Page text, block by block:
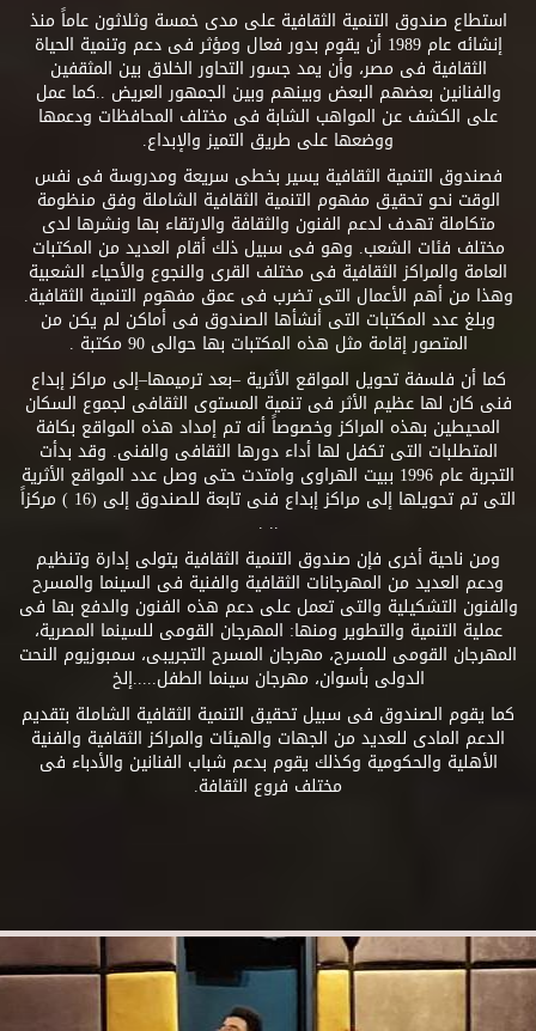
استطاع صندوق التنمية الثقافية على مدى خمسة وثلاثون عاماً منذ
إنشائه عام 1989 أن يقوم بدور فعال ومؤثر فى دعم وتنمية الحياة
الثقافية فى مصر، وأن يمد جسور التحاور الخلاق بين المثقفين
والفنانين بعضهم البعض وبينهم وبين الجمهور العريض ..كما عمل
على الكشف عن المواهب الشابة فى مختلف المحافظات ودعمها
ووضعها على طريق التميز والإبداع.
فصندوق التنمية الثقافية يسير بخطى سريعة ومدروسة فى نفس
الوقت نحو تحقيق مفهوم التنمية الثقافية الشاملة وفق منظومة
متكاملة تهدف لدعم الفنون والثقافة والارتقاء بها ونشرها لدى
مختلف فئات الشعب. وهو فى سبيل ذلك أقام العديد من المكتبات
العامة والمراكز الثقافية فى مختلف القرى والنجوع والأحياء الشعبية
وهذا من أهم الأعمال التى تضرب فى عمق مفهوم التنمية الثقافية.
وبلغ عدد المكتبات التى أنشأها الصندوق فى أماكن لم يكن من
المتصور إقامة مثل هذه المكتبات بها حوالى 90 مكتبة .
كما أن فلسفة تحويل المواقع الأثرية –بعد ترميمها–إلى مراكز إبداع
فنى كان لها عظيم الأثر فى تنمية المستوى الثقافى لجموع السكان
المحيطين بهذه المراكز وخصوصاً أنه تم إمداد هذه المواقع بكافة
المتطلبات التى تكفل لها أداء دورها الثقافى والفنى. وقد بدأت
التجربة عام 1996 ببيت الهراوى وامتدت حتى وصل عدد المواقع الأثرية
التى تم تحويلها إلى مراكز إبداع فنى تابعة للصندوق إلى (16 ) مركزاً
.. .
ومن ناحية أخرى فإن صندوق التنمية الثقافية يتولى إدارة وتنظيم
ودعم العديد من المهرجانات الثقافية والفنية فى السينما والمسرح
والفنون التشكيلية والتى تعمل على دعم هذه الفنون والدفع بها فى
عملية التنمية والتطوير ومنها: المهرجان القومى للسينما المصرية،
المهرجان القومى للمسرح، مهرجان المسرح التجريبى، سمبوزيوم النحت
الدولى بأسوان، مهرجان سينما الطفل.....إلخ
كما يقوم الصندوق فى سبيل تحقيق التنمية الثقافية الشاملة بتقديم
الدعم المادى للعديد من الجهات والهيئات والمراكز الثقافية والفنية
الأهلية والحكومية وكذلك يقوم بدعم شباب الفنانين والأدباء فى
مختلف فروع الثقافة.